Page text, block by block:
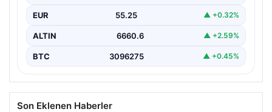
EUR 55.25 ▲ +0.32%
ALTIN 6660.6 ▲ +2.59%
BTC 3096275 ▲ +0.45%
Son Eklenen Haberler